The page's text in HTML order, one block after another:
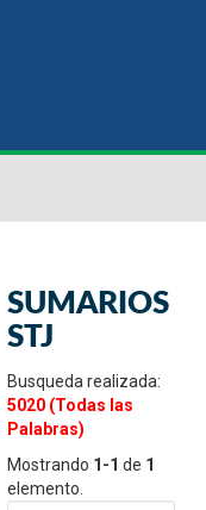
SUMARIOS
STJ
Busqueda realizada:
5020 (Todas las
Palabras)
Mostrando 1-1 de 1
elemento.